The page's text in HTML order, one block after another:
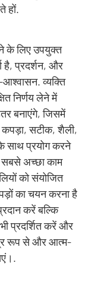
हों.
के लिए उपयुक्त
है, प्रदर्शन, और
व्यक्ति
निर्णय लेने में
बनाएंगे, जिसमें
कपड़ा, सटीक, शैली,
साथ प्रयोग करने
अच्छा काम
को संयोजित
का चयन करना है
करें बल्कि
प्रदर्शित करें और
रूप से और आत्म-